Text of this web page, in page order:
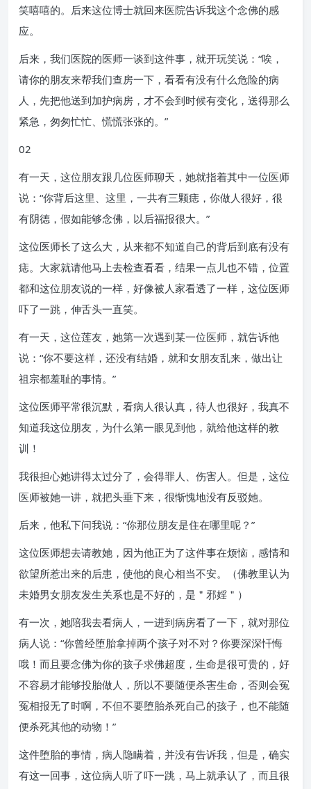
笑嘻嘻的。后来这位博士就回来医院告诉我这个念佛的感
应。
后来，我们医院的医师一谈到这件事，就开玩笑说：“唉，
请你的朋友来帮我们查房一下，看看有没有什么危险的病
人，先把他送到加护病房，才不会到时候有变化，送得那么
紧急，匆匆忙忙、慌慌张张的。”
02
有一天，这位朋友跟几位医师聊天，她就指着其中一位医师
说：“你背后这里、这里，一共有三颗痣，你做人很好，很
有阴德，假如能够念佛，以后福报很大。”
这位医师长了这么大，从来都不知道自己的背后到底有没有
痣。大家就请他马上去检查看看，结果一点儿也不错，位置
都和这位朋友说的一样，好像被人家看透了一样，这位医师
吓了一跳，伸舌头一直笑。
有一天，这位莲友，她第一次遇到某一位医师，就告诉他
说：“你不要这样，还没有结婚，就和女朋友乱来，做出让
祖宗都羞耻的事情。”
这位医师平常很沉默，看病人很认真，待人也很好，我真不
知道我这位朋友，为什么第一眼见到他，就给他这样的教
训！
我很担心她讲得太过分了，会得罪人、伤害人。但是，这位
医师被她一讲，就把头垂下来，很惭愧地没有反驳她。
后来，他私下问我说：“你那位朋友是住在哪里呢？”
这位医师想去请教她，因为他正为了这件事在烦恼，感情和
欲望所惹出来的后患，使他的良心相当不安。（佛教里认为
未婚男女朋友发生关系也是不好的，是＂邪婬＂）
有一次，她陪我去看病人，一进到病房看了一下，就对那位
病人说：“你曾经堕胎拿掉两个孩子对不对？你要深深忏悔
哦！而且要念佛为你的孩子求佛超度，生命是很可贵的，好
不容易才能够投胎做人，所以不要随便杀害生命，否则会冤
冤相报无了时啊，不但不要堕胎杀死自己的孩子，也不能随
便杀死其他的动物！”
这件堕胎的事情，病人隐瞒着，并没有告诉我，但是，确实
有这一回事，这位病人听了吓一跳，马上就承认了，而且很